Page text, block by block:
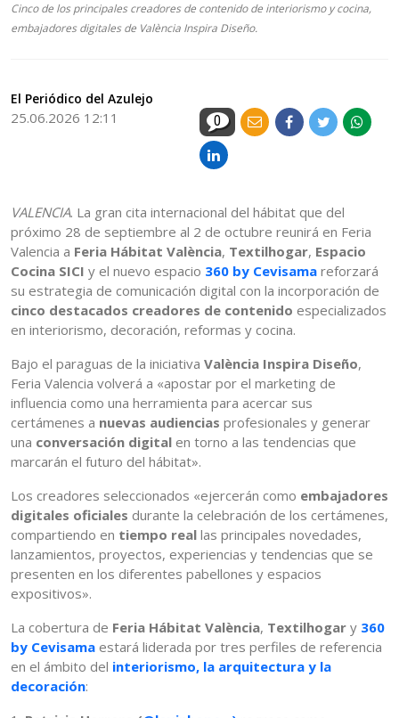
Cinco de los principales creadores de contenido de interiorismo y cocina,
embajadores digitales de València Inspira Diseño.
El Periódico del Azulejo
25.06.2026 12:11 0
VALENCIA. La gran cita internacional del hábitat que del
próximo 28 de septiembre al 2 de octubre reunirá en Feria
Valencia a Feria Hábitat València, Textilhogar, Espacio
Cocina SICI y el nuevo espacio 360 by Cevisama reforzará
su estrategia de comunicación digital con la incorporación de
cinco destacados creadores de contenido especializados
en interiorismo, decoración, reformas y cocina.
Bajo el paraguas de la iniciativa València Inspira Diseño,
Feria Valencia volverá a «apostar por el marketing de
influencia como una herramienta para acercar sus
certámenes a nuevas audiencias profesionales y generar
una conversación digital en torno a las tendencias que
marcarán el futuro del hábitat».
Los creadores seleccionados «ejercerán como embajadores
digitales oficiales durante la celebración de los certámenes,
compartiendo en tiempo real las principales novedades,
lanzamientos, proyectos, experiencias y tendencias que se
presenten en los diferentes pabellones y espacios
expositivos».
La cobertura de Feria Hábitat València, Textilhogar y 360
by Cevisama estará liderada por tres perfiles de referencia
en el ámbito del interiorismo, la arquitectura y la
decoración: